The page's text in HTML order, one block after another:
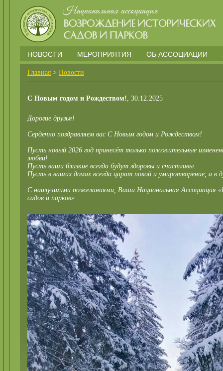
НОВОСТИ МЕРОПРИЯТИЯ ОБ АССОЦИАЦИИ
Главная > Новости
С Новым годом и Рождеством!, 30.12.2025
Дорогие друзья!
Сердечно поздравляем вас С Новым годом и Рождеством!
Пусть новый 2026 год принесёт только положительные
любви!
Пусть ваши близкие всегда будут здоровы и счастливы.
Пусть в ваших домах всегда царит покой и умиротворение, а в
С наилучшими пожеланиями, Ваша Национальная Ассоциация
садов и парков»